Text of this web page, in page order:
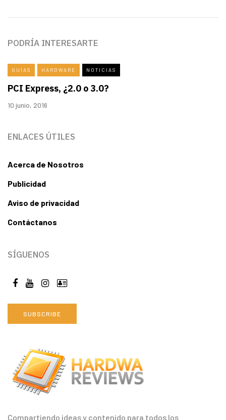
Compartiendo ideas y contenido para todos los
PODRÍA INTERESARTE
GUÍAS HARDWARE NOTICIAS
PCI Express, ¿2.0 o 3.0?
10 junio, 2016
ENLACES ÚTILES
Acerca de Nosotros
Publicidad
Aviso de privacidad
Contáctanos
SÍGUENOS
SUBSCRIBE